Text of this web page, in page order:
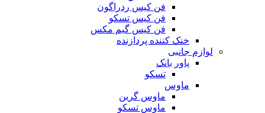
فن کیس ردراگون
فن کیس تسکو
فن کیس گیم مکس
خنک کننده پردازنده
لوازم جانبی
پاور بانک
تسکو
ماوس
ماوس گرین
ماوس تسکو